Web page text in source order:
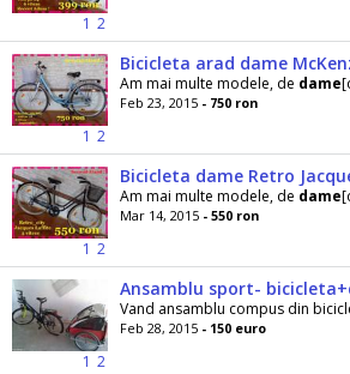
1 2
1 2
Am mai multe modele, de dame
Feb 23, 2015 - 750 ron
1 2
Am mai multe modele, de dame
Mar 14, 2015 - 550 ron
1 2
Vand ansamblu compus din
Feb 28, 2015 - 150 euro